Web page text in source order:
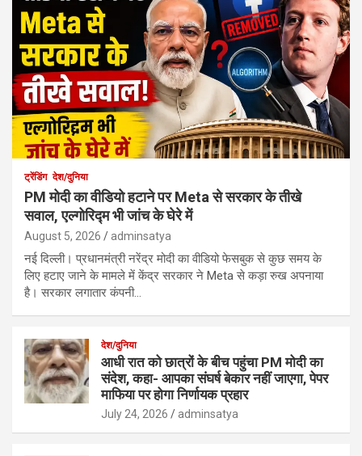
ट्रेंडिंग देश/दुनिया
PM मोदी का वीडियो हटाने पर Meta से सरकार के तीखे
सवाल, एल्गोरिद्म भी जांच के घेरे में
August 5, 2026 adminsatya
नई दिल्ली। प्रधानमंत्री नरेंद्र मोदी का वीडियो फेसबुक से कुछ समय के
लिए हटाए जाने के मामले में केंद्र सरकार ने Meta से कड़ा रुख अपनाया
है। सरकार लगातार कंपनी…
देश/दुनिया
आधी रात को छात्रों के बीच पहुंचा PM मोदी का
संदेश, कहा- आपका संघर्ष बेकार नहीं जाएगा, पेपर
माफिया पर होगा निर्णायक प्रहार
July 24, 2026 adminsatya